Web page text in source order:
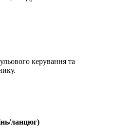
керування та
ланцюг)